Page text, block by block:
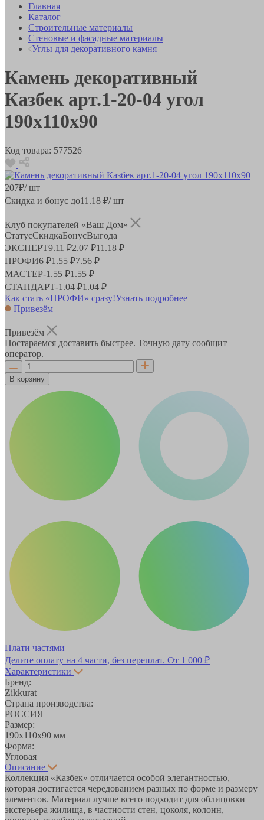
Главная
Каталог
Строительные материалы
Стеновые и фасадные материалы
Углы для декоративного камня
Камень декоративный
Казбек арт.1-20-04 угол
190х110х90
Код товара: 577526
207₽/ шт
Скидка и бонус до11.18 ₽/ шт
Клуб покупателей «Ваш Дом»
СтатусСкидкаБонусВыгода
ЭКСПЕРТ9.11 ₽2.07 ₽11.18 ₽
ПРОФИ6 ₽1.55 ₽7.56 ₽
МАСТЕР-1.55 ₽1.55 ₽
СТАНДАРТ-1.04 ₽1.04 ₽
Как стать «ПРОФИ» сразу!Узнать подробнее
Привезём
Привезём
Постараемся доставить быстрее. Точную дату сообщит
оператор.
В корзину
Плати частями
Делите оплату на 4 части, без переплат. От 1 000 ₽
Характеристики
Бренд:
Zikkurat
Страна производства:
РОССИЯ
Размер:
190х110х90 мм
Форма:
Угловая
Описание
Коллекция «Казбек» отличается особой элегантностью,
которая достигается чередованием разных по форме и размеру
элементов. Материал лучше всего подходит для облицовки
экстерьера жилища, в частности стен, цоколя, колонн,